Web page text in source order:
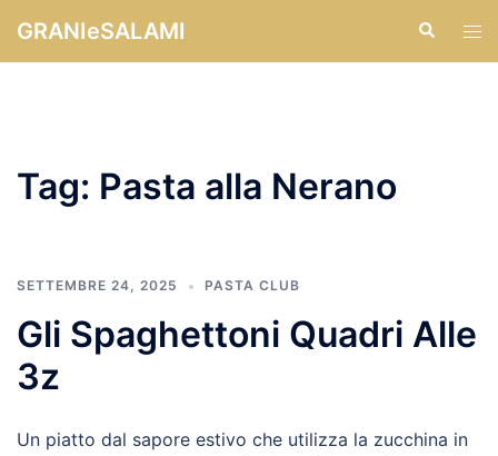
GRANIeSALAMI Cerca
Tag: Pasta alla Nerano
SETTEMBRE 24, 2025 PASTA CLUB
Gli Spaghettoni Quadri Alle
3z
Un piatto dal sapore estivo che utilizza la zucchina in